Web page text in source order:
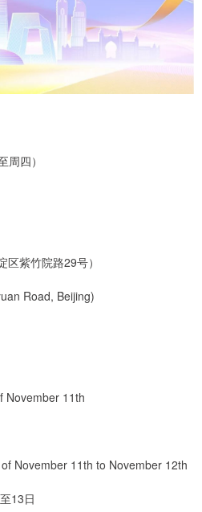
四）
紫竹院路29号）
Road, Beijing)
November 11th
November 11th to November 12th
13日